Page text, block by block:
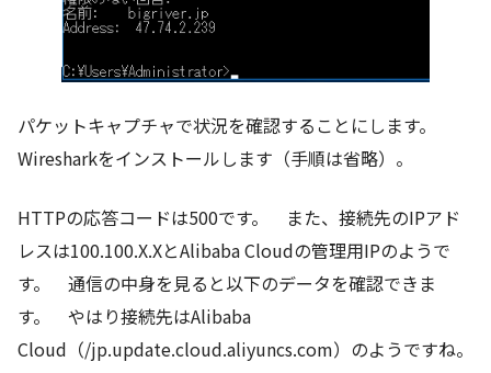
パケットキャプチャで状況を確認することにします。
Wiresharkをインストールします（手順は省略）。
HTTPの応答コードは500です。 また、接続先のIPアド
レスは100.100.X.XとAlibaba Cloudの管理用IPのようで
す。 通信の中身を見ると以下のデータを確認できま
す。 やはり接続先はAlibaba
Cloud（/jp.update.cloud.aliyuncs.com）のようですね。